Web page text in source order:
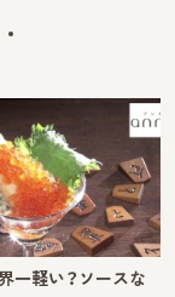
界一軽い？ソースな